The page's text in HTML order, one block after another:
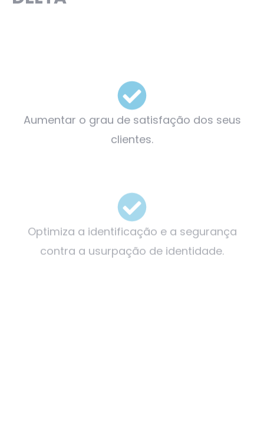
Aumentar o grau de satisfação dos seus
clientes.
contra a usurpação de identidade.